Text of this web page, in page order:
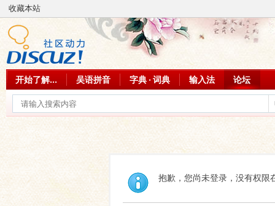
收藏本站
开始了解... 吴语拼音 字典 · 词典 输入法 论坛
抱歉，您尚未登录，没有权限